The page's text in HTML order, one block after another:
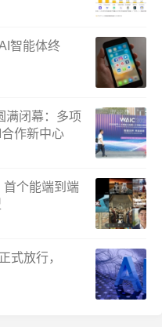
智能体终
满闭幕：多项
作新中心
首个能端到端
式放行，